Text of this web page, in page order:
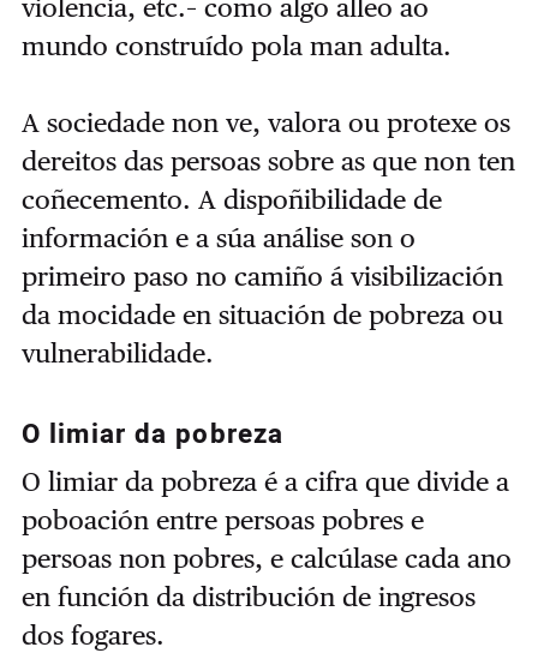
violencia, etc.– como algo alleo ao
mundo construído pola man adulta.
A sociedade non ve, valora ou protexe os
dereitos das persoas sobre as que non ten
coñecemento. A dispoñibilidade de
información e a súa análise son o
primeiro paso no camiño á visibilización
da mocidade en situación de pobreza ou
vulnerabilidade.
O limiar da pobreza
O limiar da pobreza é a cifra que divide a
poboación entre persoas pobres e
persoas non pobres, e calcúlase cada ano
en función da distribución de ingresos
dos fogares.